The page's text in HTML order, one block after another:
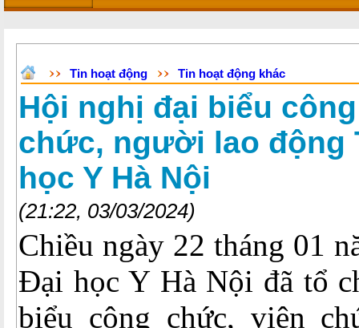
Tin hoạt động Tin hoạt động khác
Hội nghị đại biểu
chức, người lao động
học Y Hà Nội
(21:22, 03/03/2024)
Chiều ngày 22 tháng 01
Đại học Y Hà Nội đã tổ
biểu công chức, viên